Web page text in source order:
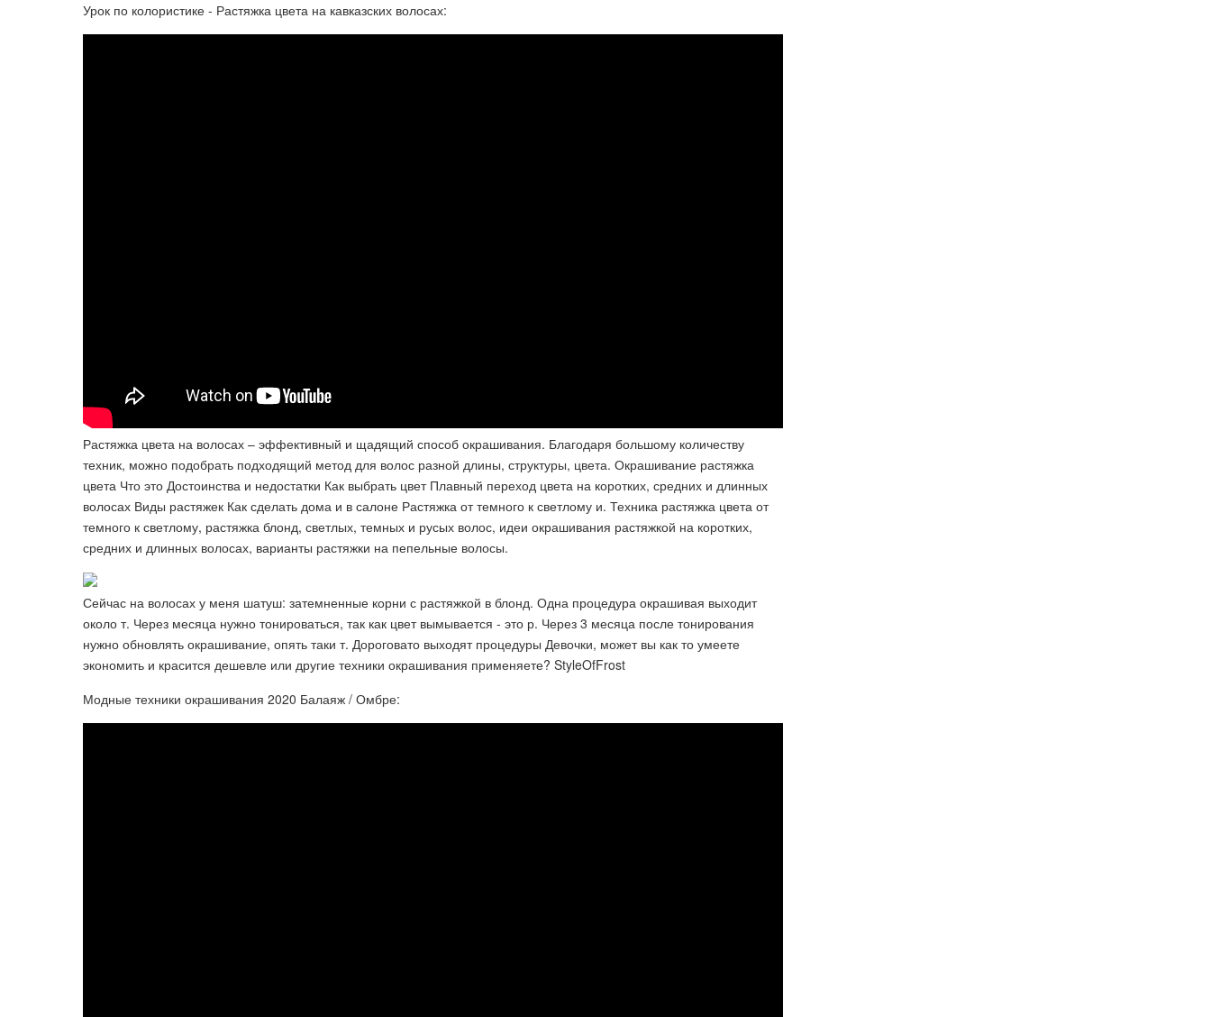
Урок по колористике - Растяжка цвета на кавказских волосах:
Растяжка цвета на волосах – эффективный и щадящий способ окрашивания. Благодаря большому количеству
техник, можно подобрать подходящий метод для волос разной длины, структуры, цвета. Окрашивание растяжка
цвета Что это Достоинства и недостатки Как выбрать цвет Плавный переход цвета на коротких, средних и длинных
волосах Виды растяжек Как сделать дома и в салоне Растяжка от темного к светлому и. Техника растяжка цвета от
темного к светлому, растяжка блонд, светлых, темных и русых волос, идеи окрашивания растяжкой на коротких,
средних и длинных волосах, варианты растяжки на пепельные волосы.
Сейчас на волосах у меня шатуш: затемненные корни с растяжкой в блонд. Одна процедура окрашивая выходит
около т. Через месяца нужно тонироваться, так как цвет вымывается - это р. Через 3 месяца после тонирования
нужно обновлять окрашивание, опять таки т. Дороговато выходят процедуры Девочки, может вы как то умеете
экономить и красится дешевле или другие техники окрашивания применяете? StyleOfFrost
Модные техники окрашивания 2020 Балаяж / Омбре: